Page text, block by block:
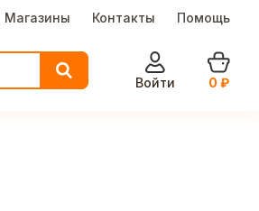
Магазины Контакты Помощь
Войти
0 ₽